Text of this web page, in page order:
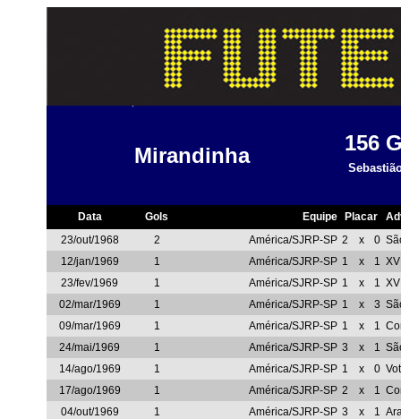
Mirandinha
156
Data Gols Equipe Placar
23/out/1968
2 América/SJRP-SP 2 x 0
12/jan/1969
1 América/SJRP-SP 1 x 1
23/fev/1969
1 América/SJRP-SP 1 x 1
02/mar/1969
1 América/SJRP-SP 1 x 3
09/mar/1969
1 América/SJRP-SP 1 x 1
24/mai/1969
1 América/SJRP-SP 3 x 1
14/ago/1969
1 América/SJRP-SP 1 x 0
17/ago/1969
1 América/SJRP-SP 2 x 1
04/out/1969
1 América/SJRP-SP 3 x 1